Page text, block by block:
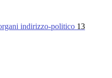
indirizzo-politico 13